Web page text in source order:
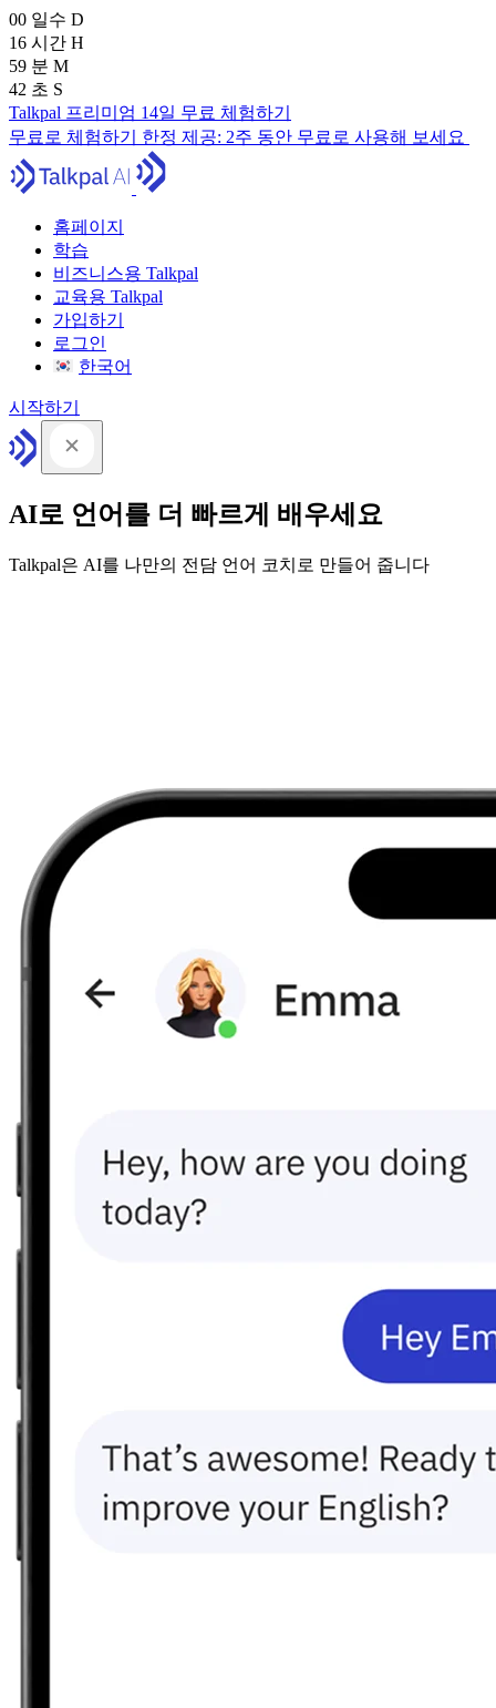
00 일수 D
16 시간 H
59 분 M
41 초 S
Talkpal 프리미엄 14일 무료 체험하기
무료로 체험하기 한정 제공: 2주 동안 무료로 사용해 보세요
홈페이지
학습
비즈니스용 Talkpal
교육용 Talkpal
가입하기
로그인
한국어
시작하기
AI로 언어를 더 빠르게 배우세요
Talkpal은 AI를 나만의 전담 언어 코치로 만들어 줍니다